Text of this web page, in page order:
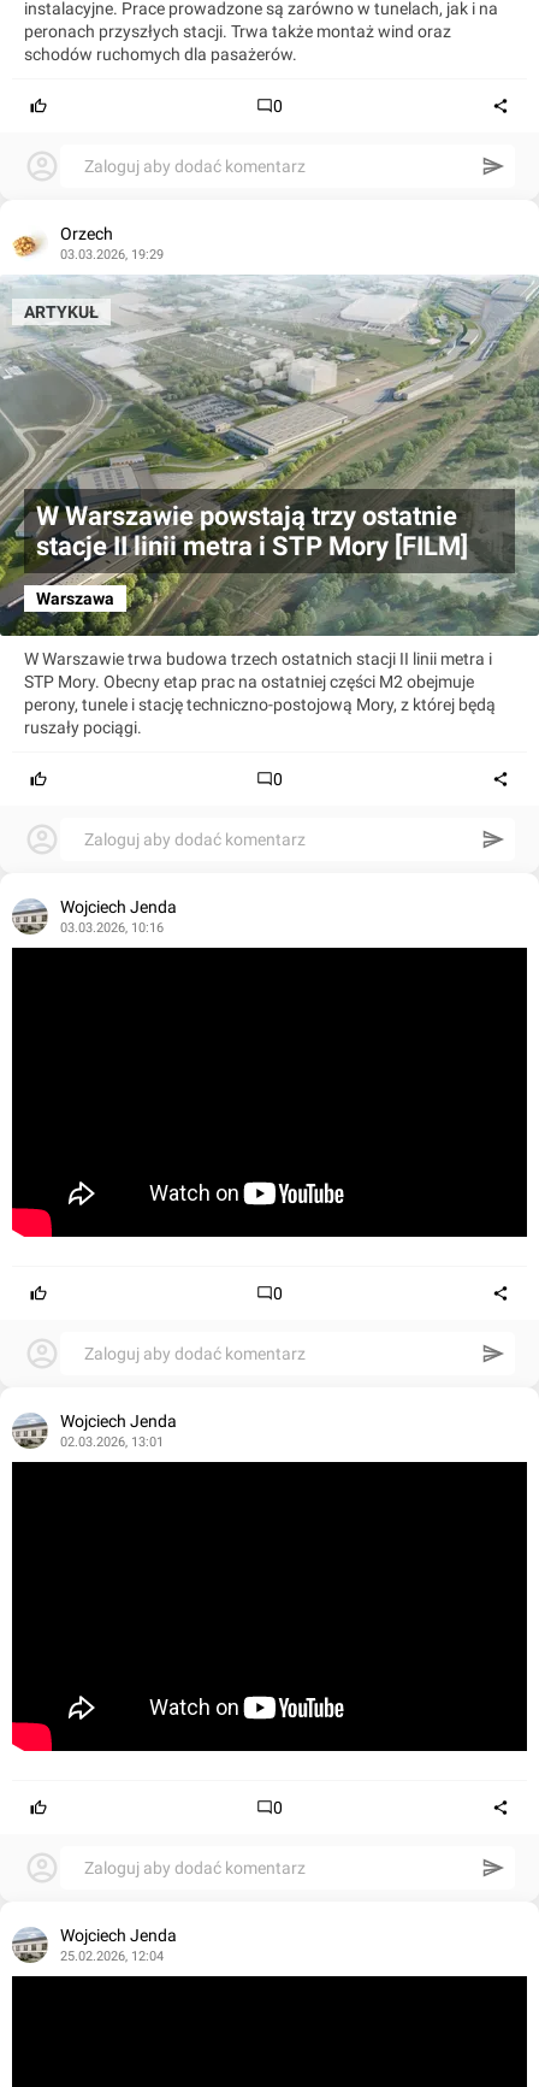
instalacyjne. Prace prowadzone są zarówno w tunelach, jak i na
peronach przyszłych stacji. Trwa także montaż wind oraz
schodów ruchomych dla pasażerów.
0
Zaloguj aby dodać komentarz
Orzech
03.03.2026, 19:29
W Warszawie powstają trzy ostatnie
stacje II linii metra i STP Mory [FILM]
Warszawa
ARTYKUŁ
W Warszawie trwa budowa trzech ostatnich stacji II linii metra i
STP Mory. Obecny etap prac na ostatniej części M2 obejmuje
perony, tunele i stację techniczno-postojową Mory, z której będą
ruszały pociągi.
0
Zaloguj aby dodać komentarz
Wojciech Jenda
03.03.2026, 10:16
0
Zaloguj aby dodać komentarz
Wojciech Jenda
02.03.2026, 13:01
0
Zaloguj aby dodać komentarz
Wojciech Jenda
25.02.2026, 12:04